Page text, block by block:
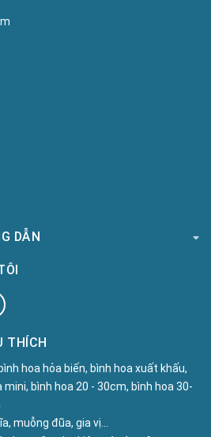
DẪN
THÍCH
hoa hỏa biến, bình hoa xuất khấu,
bình hoa 20 - 30cm, bình hoa 30-
muỗng đũa, gia vị...